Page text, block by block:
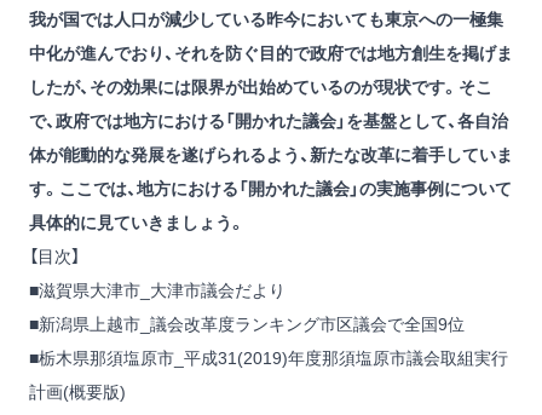
我が国では人口が減少している昨今においても東京への一極集
中化が進んでおり、それを防ぐ目的で政府では地方創生を掲げま
したが、その効果には限界が出始めているのが現状です。そこ
で、政府では地方における「開かれた議会」を基盤として、各自治
体が能動的な発展を遂げられるよう、新たな改革に着手していま
す。ここでは、地方における「開かれた議会」の実施事例について
具体的に見ていきましょう。
【目次】
■滋賀県大津市_大津市議会だより
■新潟県上越市_議会改革度ランキング市区議会で全国9位
■栃木県那須塩原市_平成31(2019)年度那須塩原市議会取組実行
計画(概要版)